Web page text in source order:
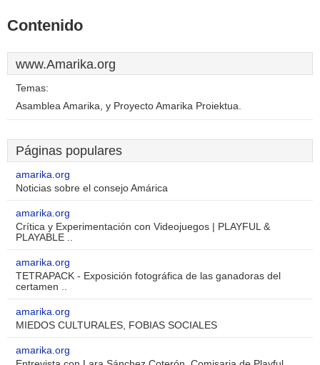
Contenido
www.Amarika.org
Temas:
Asamblea Amarika, y Proyecto Amarika Proiektua.
Páginas populares
amarika.org
Noticias sobre el consejo Amárica
amarika.org
Crítica y Experimentación con Videojuegos | PLAYFUL &
PLAYABLE ..
amarika.org
TETRAPACK - Exposición fotográfica de las ganadoras del
certamen ..
amarika.org
MIEDOS CULTURALES, FOBIAS SOCIALES
amarika.org